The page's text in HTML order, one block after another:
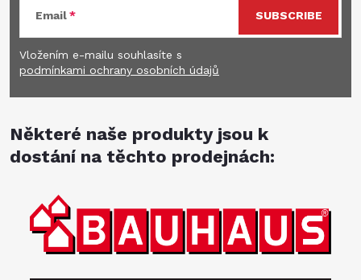
Email
Vložením e-mailu souhlasíte s
podmínkami ochrany osobních údajů
SUBSCRIBE
Některé naše produkty jsou k
dostání na těchto prodejnách: